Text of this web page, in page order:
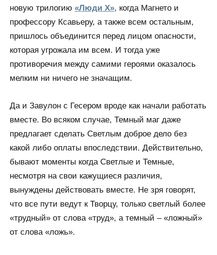
новую трилогию «Люди Х», когда Магнето и
профессору Ксавьеру, а также всем остальным,
пришлось объединится перед лицом опасности,
которая угрожала им всем. И тогда уже
противоречия между самими героями оказалось
мелким ни ничего не значащим.
Да и Завулон с Гесером вроде как начали работать
вместе. Во всяком случае, Темный маг даже
предлагает сделать Светлым доброе дело без
какой либо оплаты впоследствии. Действительно,
бывают моменты когда Светлые и Темные,
несмотря на свои кажущиеся различия,
вынуждены действовать вместе. Не зря говорят,
что все пути ведут к Творцу, только светлый более
«трудный» от слова «труд», а темный – «ложный»
от слова «ложь».